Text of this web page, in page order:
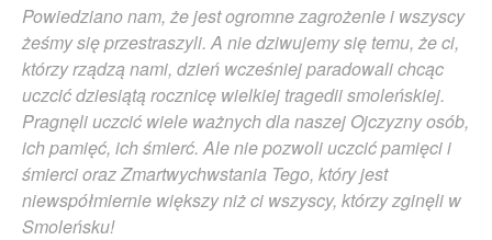
Powiedziano nam, że jest ogromne zagrożenie i wszyscy
żeśmy się przestraszyli. A nie dziwujemy się temu, że ci,
którzy rządzą nami, dzień wcześniej paradowali chcąc
uczcić dziesiątą rocznicę wielkiej tragedii smoleńskiej.
Pragnęli uczcić wiele ważnych dla naszej Ojczyzny osób,
ich pamięć, ich śmierć. Ale nie pozwoli uczcić pamięci i
śmierci oraz Zmartwychwstania Tego, który jest
niewspółmiernie większy niż ci wszyscy, którzy zginęli w
Smoleńsku!